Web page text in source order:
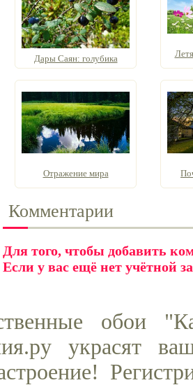
Дары Саян: голубика
Отражение мира
Комментарии
Для того, чтобы добавить
Если у вас ещё нет учётной
обои
украсят